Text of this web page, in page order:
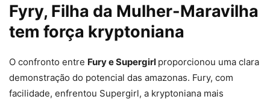
Fyry, Filha da Mulher-Maravilha
tem força kryptoniana
O confronto entre Fury e Supergirl proporcionou uma clara
demonstração do potencial das amazonas. Fury, com
facilidade, enfrentou Supergirl, a kryptoniana mais